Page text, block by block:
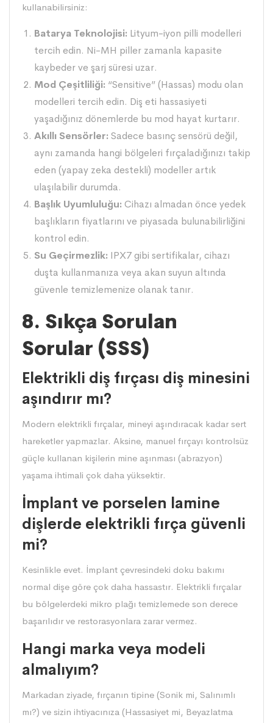
kullanabilirsiniz:
Batarya Teknolojisi: Lityum-iyon pilli modelleri
tercih edin. Ni-MH piller zamanla kapasite
kaybeder ve şarj süresi uzar.
Mod Çeşitliliği: “Sensitive” (Hassas) modu olan
modelleri tercih edin. Diş eti hassasiyeti
yaşadığınız dönemlerde bu mod hayat kurtarır.
Akıllı Sensörler: Sadece basınç sensörü değil,
aynı zamanda hangi bölgeleri fırçaladığınızı takip
eden (yapay zeka destekli) modeller artık
ulaşılabilir durumda.
Başlık Uyumluluğu: Cihazı almadan önce yedek
başlıkların fiyatlarını ve piyasada bulunabilirliğini
kontrol edin.
Su Geçirmezlik: IPX7 gibi sertifikalar, cihazı
duşta kullanmanıza veya akan suyun altında
güvenle temizlemenize olanak tanır.
8. Sıkça Sorulan
Sorular (SSS)
Elektrikli diş fırçası diş minesini
aşındırır mı?
Modern elektrikli fırçalar, mineyi aşındıracak kadar sert
hareketler yapmazlar. Aksine, manuel fırçayı kontrolsüz
güçle kullanan kişilerin mine aşınması (abrazyon)
yaşama ihtimali çok daha yüksektir.
İmplant ve porselen lamine
dişlerde elektrikli fırça güvenli
mi?
Kesinlikle evet. İmplant çevresindeki doku bakımı
normal dişe göre çok daha hassastır. Elektrikli fırçalar
bu bölgelerdeki mikro plağı temizlemede son derece
başarılıdır ve restorasyonlara zarar vermez.
Hangi marka veya modeli
almalıyım?
Markadan ziyade, fırçanın tipine (Sonik mi, Salınımlı
mı?) ve sizin ihtiyacınıza (Hassasiyet mi, Beyazlatma